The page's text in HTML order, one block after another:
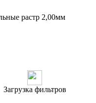
растр 2,00мм
Загрузка фильтров